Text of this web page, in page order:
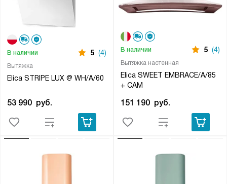
Вытяжка
Elica STRIPE LUX @ WH/A/60
В наличии 5 (4)
53 990 руб.
Вытяжка настенная
Elica SWEET EMBRACE/A/85
+ CAM
В наличии 5 (4)
151 190 руб.